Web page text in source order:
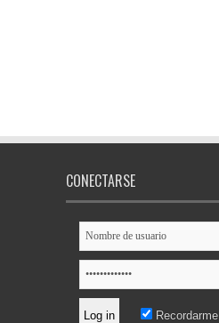
CONECTARSE
Recordarme